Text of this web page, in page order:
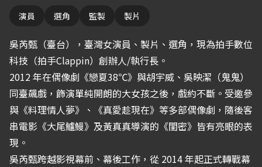
演員 選角 監製 製片
吳芮甄（臺台），臺灣女演員、製片、選角，現為拍手數位
科技（拍手Clappin）創辦人/執行長。
2012 年在偶像劇《戀夏38℃》與胡宇威、吳映潔（鬼鬼）
同臺飆戲，飾演單純開朗的大女孩之後，戲約不斷。受邀參
與《料理情人夢》、《真愛趁現在》等多部偶像劇，隨後客
串電影《大尾鱸鰻》及黃真真導演的《閨密》皆有亮眼的表
現。
吳芮甄跨越影視幕前、幕後工作，從 2014 年起正式轉戰幕